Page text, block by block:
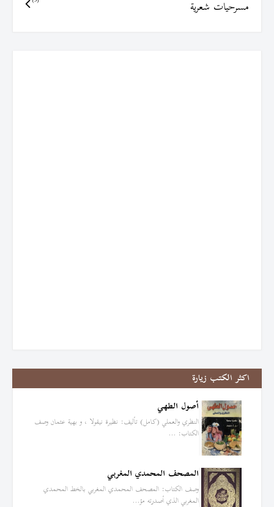
مسرحيات شعرية
اكثر الكتب زيارة
أصول الطهي
النظري والعملي (كامل) تأليف: نظيرة نيقولا ، و بهية عثمان وصف
الكتاب: …
المصحف المحمدي المغربي
وصف الكتاب: المصحف المحمدي المغربي بالخط المحمدي
المغربي الذي أصدرته مؤ…